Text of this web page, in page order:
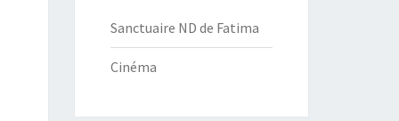
Sanctuaire ND de Fatima
Cinéma